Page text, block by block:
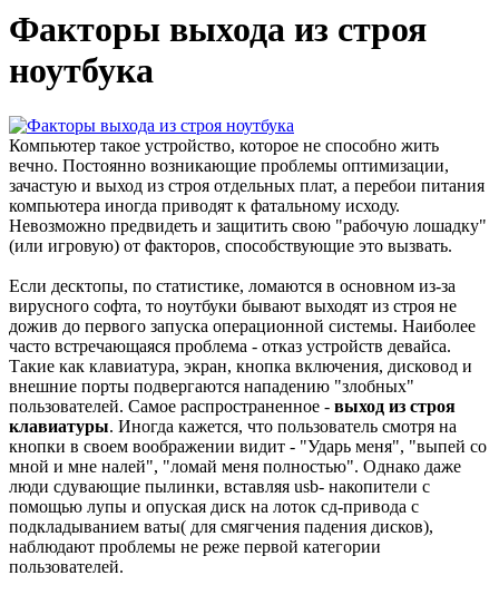
Факторы выхода из строя
ноутбука
Компьютер такое устройство, которое не способно жить
вечно. Постоянно возникающие проблемы оптимизации,
зачастую и выход из строя отдельных плат, а перебои питания
компьютера иногда приводят к фатальному исходу.
Невозможно предвидеть и защитить свою "рабочую лошадку"
(или игровую) от факторов, способствующие это вызвать.
Если десктопы, по статистике, ломаются в основном из-за
вирусного софта, то ноутбуки бывают выходят из строя не
дожив до первого запуска операционной системы. Наиболее
часто встречающаяся проблема - отказ устройств девайса.
Такие как клавиатура, экран, кнопка включения, дисковод и
внешние порты подвергаются нападению "злобных"
пользователей. Самое распространенное - выход из строя
клавиатуры. Иногда кажется, что пользователь смотря на
кнопки в своем воображении видит - "Ударь меня", "выпей со
мной и мне налей", "ломай меня полностью". Однако даже
люди сдувающие пылинки, вставляя usb- накопители с
помощью лупы и опуская диск на лоток сд-привода с
подкладыванием ваты( для смягчения падения дисков),
наблюдают проблемы не реже первой категории
пользователей.